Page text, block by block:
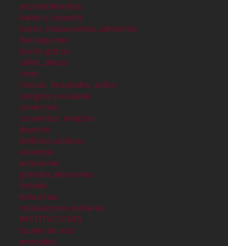
acontecimientos
bailes y cabarets
bares, restaurantes, cafeterías
barraquismo
barrio gótico
calles, plazas
cines
clinicas, hospitales, asilos
colegios y escuelas
comercios
conventos, templos
deporte
edificios publicos
eixample
estaciones
grandes almacenes
hoteles
industrias
instalaciones militares
INSTITUCIONES
locales de ocio
mercados